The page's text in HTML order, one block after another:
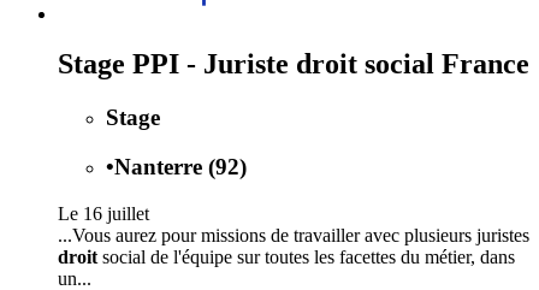
Stage PPI - Juriste droit social France
Stage
•Nanterre (92)
Le 16 juillet
...Vous aurez pour missions de travailler avec plusieurs juristes
droit social de l'équipe sur toutes les facettes du métier, dans
un...